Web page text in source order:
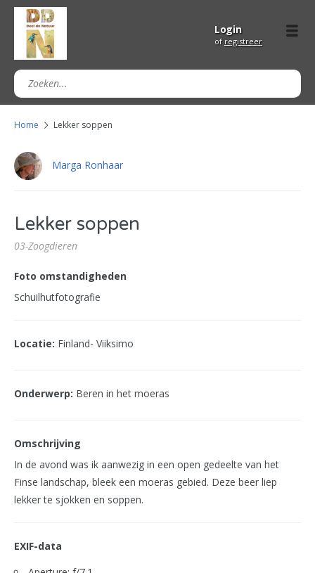
Login
of registreer
Home Lekker soppen
Marga Ronhaar
Lekker soppen
03-Zoogdieren
Foto omstandigheden
Schuilhutfotografie
Locatie: Finland- Viiksimo
Onderwerp: Beren in het moeras
Omschrijving
In de avond was ik aanwezig in een open gedeelte van het
Finse landschap, bleek een moeras gebied. Deze beer liep
lekker te sjokken en soppen.
EXIF-data